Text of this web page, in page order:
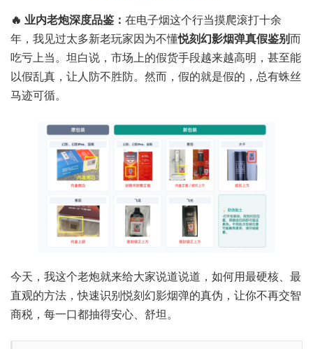
🔥 业内老炮深度品鉴： 在电子烟这个行当摸爬滚打十余
年，我见过太多新老玩家因为不懂悦刻幻影烟弹真假鉴别而
吃亏上当。坦白说，市场上的假货手段越来越高明，甚至能
以假乱真，让人防不胜防。然而，假的就是假的，总有蛛丝
马迹可循。
今天，我这个老炮就来给大家说道说道，如何用最硬核、最
直观的方法，快速识别悦刻幻影烟弹的真伪，让你不再交智
商税，每一口都抽得安心、舒坦。